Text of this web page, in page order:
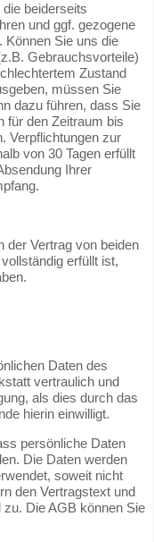
beiderseits
und ggf. gezogene
Können Sie uns die
Gebrauchsvorteile)
Zustand
müssen Sie
dazu führen, dass Sie
für den Zeitraum bis
Verpflichtungen zur
von 30 Tagen erfüllt
Ihrer
der Vertrag von beiden
erfüllt ist,
Daten des
vertraulich und
als dies durch das
hierin einwilligt.
persönliche Daten
Die Daten werden
soweit nicht
den Vertragstext und
Die AGB können Sie